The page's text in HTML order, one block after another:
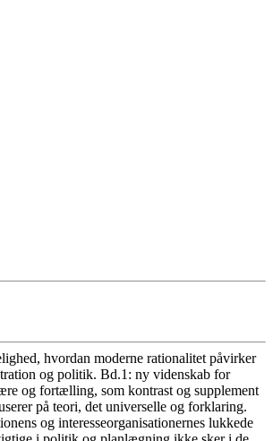
hvordan moderne rationalitet påvirker
og politik. Bd.1: ny videnskab for
og fortælling, som kontrast og supplement
på teori, det universelle og forklaring.
og interesseorganisationernes lukkede